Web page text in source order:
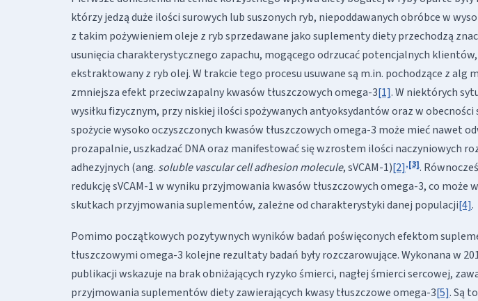
którzy jedzą duże ilości surowych lub suszonych ryb, niepoddawanych obróbce w
z takim pożywieniem oleje z ryb sprzedawane jako suplementy diety przechodzą
usunięcia charakterystycznego zapachu, mogącego odrzucać potencjalnych
ekstraktowany z ryb olej. W trakcie tego procesu usuwane są m.in. pochodzące z
zmniejsza efekt przeciwzapalny kwasów tłuszczowych omega-3[1]. W niektórych
wysiłku fizycznym, przy niskiej ilości spożywanych antyoksydantów oraz w
spożycie wysoko oczyszczonych kwasów tłuszczowych omega-3 może mieć nawet
prozapalnie, uszkadzać DNA oraz manifestować się wzrostem ilości naczyniowych
adhezyjnych (ang. soluble vascular cell adhesion molecule, sVCAM-1)[2],[3].
redukcję sVCAM-1 w wyniku przyjmowania kwasów tłuszczowych omega-3, co może
skutkach przyjmowania suplementów, zależne od charakterystyki danej populacji[4].
Pomimo początkowych pozytywnych wyników badań poświęconych efektom
tłuszczowymi omega-3 kolejne rezultaty badań były rozczarowujące. Wykonana w
publikacji wskazuje na brak obniżających ryzyko śmierci, nagłej śmierci sercowej,
przyjmowania suplementów diety zawierających kwasy tłuszczowe omega-3[5]. Są